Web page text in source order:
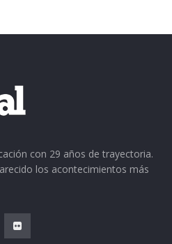
con 29 años de trayectoria.
los acontecimientos más